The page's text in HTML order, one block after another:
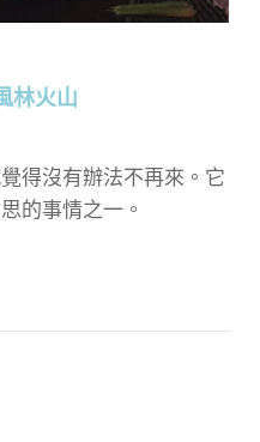
林火山
得沒有辦法不再來。它
的事情之一。